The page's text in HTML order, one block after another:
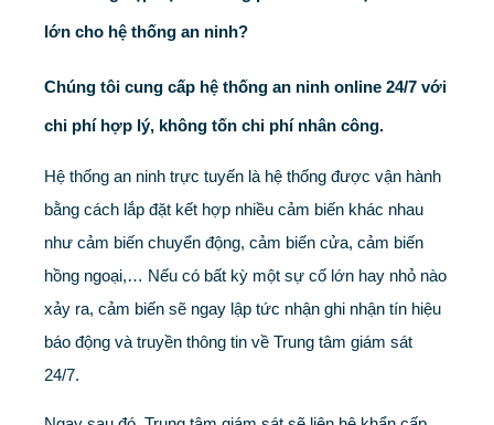
lớn cho hệ thống an ninh?
Chúng tôi cung cấp hệ thống an ninh online 24/7 với
chi phí hợp lý, không tốn chi phí nhân công.
Hệ thống an ninh trực tuyến là hệ thống được vận hành
bằng cách lắp đặt kết hợp nhiều cảm biến khác nhau
như cảm biến chuyển động, cảm biến cửa, cảm biến
hồng ngoại,… Nếu có bất kỳ một sự cố lớn hay nhỏ nào
xảy ra, cảm biến sẽ ngay lập tức nhận ghi nhận tín hiệu
báo động và truyền thông tin về Trung tâm giám sát
24/7.